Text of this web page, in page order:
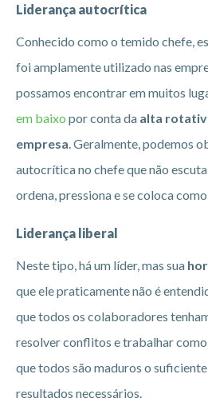
Liderança autocrítica
Conhecido como o temido chefe,
foi amplamente utilizado nas
possamos encontrar em muitos
em baixo por conta da alta
empresa. Geralmente, podemos
autocrítica no chefe que não
ordena, pressiona e se coloca
Liderança liberal
Neste tipo, há um líder, mas sua
que ele praticamente não é
que todos os colaboradores
resolver conflitos e trabalhar
que todos são maduros o
resultados necessários.